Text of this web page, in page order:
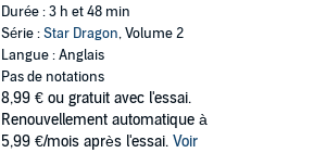
Durée : 3 h et 48 min
Série :Star Dragon, Volume 2
Langue : Anglais
Pas de notations
8,99 € ou gratuit avec l'essai.
Renouvellement automatique à
5,99 €/mois après l'essai. Voir